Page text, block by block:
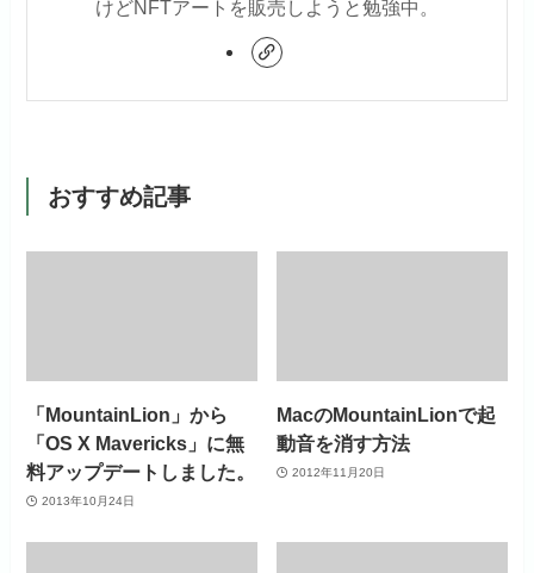
けどNFTアートを販売しようと勉強中。
おすすめ記事
「MountainLion」から
「OS X Mavericks」に無
料アップデートしました。
2013年10月24日
MacのMountainLionで起
動音を消す方法
2012年11月20日